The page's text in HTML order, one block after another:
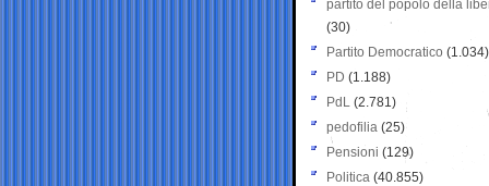
partito del popolo della
(30)
Partito Democratico (1.034)
PD (1.188)
PdL (2.781)
pedofilia (25)
Pensioni (129)
Politica (40.855)